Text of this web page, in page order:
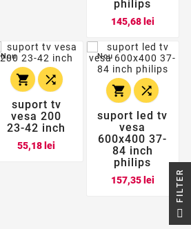
philips
145,68 leiPret
Nou
 
suport tv
vesa 200
23-42 inch
55,18 lei
Nou
 
suport led tv
vesa
600x400 37-
84 inch
philips
157,35 leiPret R